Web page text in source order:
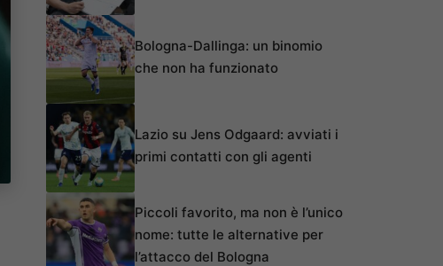
Bologna-Dallinga: un binomio
che non ha funzionato
Lazio su Jens Odgaard: avviati i
primi contatti con gli agenti
Piccoli favorito, ma non è l’unico
nome: tutte le alternative per
l’attacco del Bologna